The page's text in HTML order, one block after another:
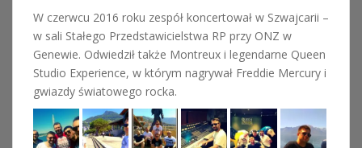
W czerwcu 2016 roku zespół koncertował w Szwajcarii –
w sali Stałego Przedstawicielstwa RP przy ONZ w
Genewie. Odwiedził także Montreux i legendarne Queen
Studio Experience, w którym nagrywał Freddie Mercury i
gwiazdy światowego rocka.